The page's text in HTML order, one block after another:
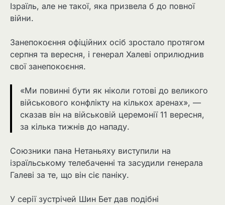
Ізраїль, але не такої, яка призвела б до повної
війни.
Занепокоєння офіційних осіб зростало протягом
серпня та вересня, і генерал Халеві оприлюднив
свої занепокоєння.
«Ми повинні бути як ніколи готові до великого
військового конфлікту на кількох аренах», —
сказав він на військовій церемонії 11 вересня,
за кілька тижнів до нападу.
Союзники пана Нетаньяху виступили на
ізраїльському телебаченні та засудили генерала
Галеві за те, що він сіє паніку.
У серії зустрічей Шин Бет дав подібні